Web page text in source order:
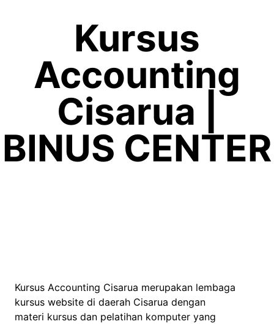
Kursus
Accounting
Cisarua |
BINUS CENTER
Kursus Accounting Cisarua merupakan lembaga
kursus website di daerah Cisarua dengan
materi kursus dan pelatihan komputer yang